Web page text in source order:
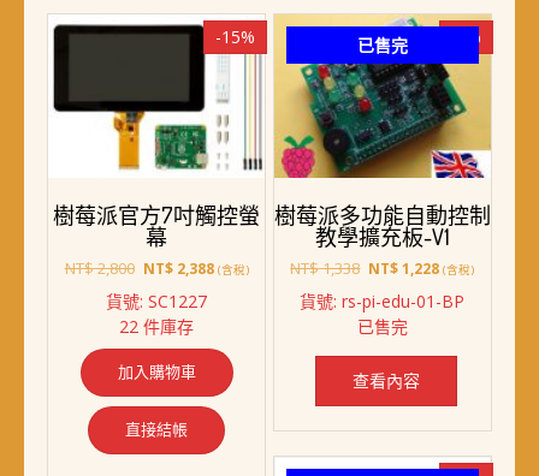
-15%
樹莓派官方7吋觸控螢
幕
NT$2,800 原
價
格：
NT$ 2,800。
NT$2,388目
NT$ 2,388。
(含稅)
貨號: SC1227
22 件庫存
加入購物車
直接結帳
已售完 -8%
樹莓派多功能自動控制
教學擴充板-V1
NT$1,338 原
價
格：
NT$ 1,338。
NT$1,228目
價
NT$ 1,228。
(含稅)
貨號: rs-pi-edu-01-BP
已售完
查看內容